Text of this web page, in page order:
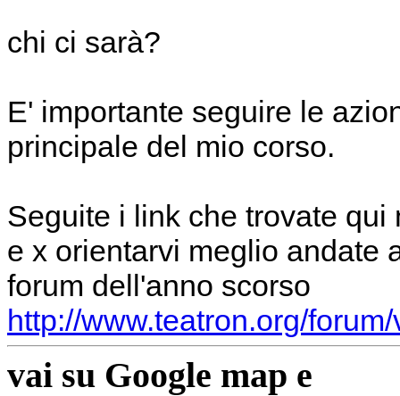
chi ci sarà?
E' importante seguire le
principale del mio corso.
Seguite i link che trovate qui
e x orientarvi meglio andate
forum dell'anno scorso
http://www.teatron.org/
vai su Google map e